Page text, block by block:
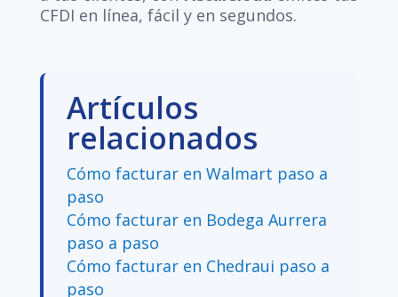
CFDI en línea, fácil y en segundos.
Artículos
relacionados
Cómo facturar en Walmart paso a
paso
Cómo facturar en Bodega Aurrera
paso a paso
Cómo facturar en Chedraui paso a
paso